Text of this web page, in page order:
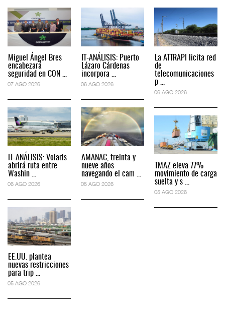
Miguel Ángel Bres
encabezará
seguridad en CON ...
07 AGO 2026
IT-ANÁLISIS: Volaris
abrirá ruta entre
Washin ...
06 AGO 2026
EE.UU. plantea
nuevas restricciones
para trip ...
05 AGO 2026
IT-ANÁLISIS: Puerto
Lázaro Cárdenas
incorpora ...
06 AGO 2026
AMANAC, treinta y
nueve años
navegando el cam ...
05 AGO 2026
La ATTRAPI licita red
de
telecomunicaciones
p ...
06 AGO 2026
TMAZ eleva 77%
movimiento de carga
suelta y s ...
05 AGO 2026